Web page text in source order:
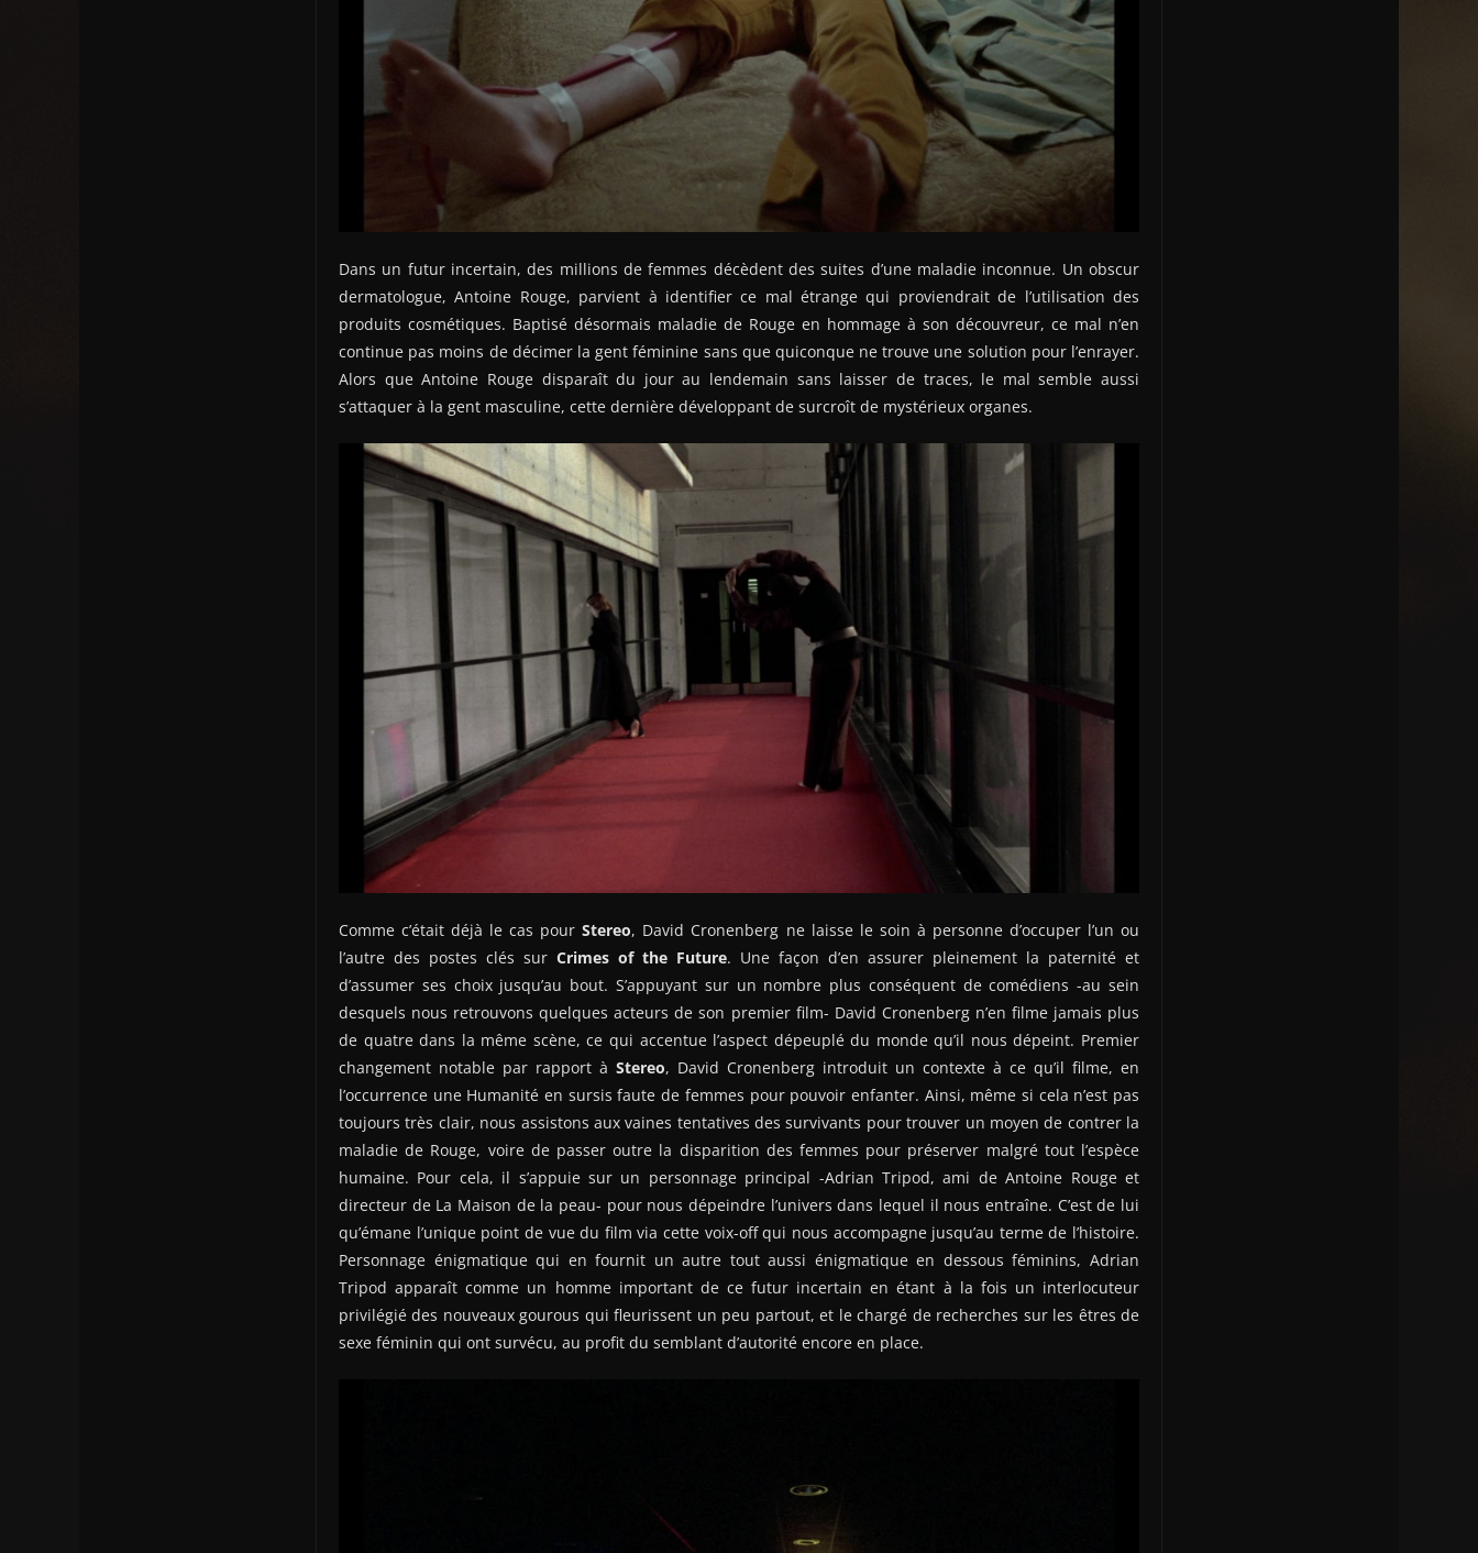
Dans un futur incertain, des millions de femmes décèdent des suites d’une maladie inconnue. Un obscur
dermatologue, Antoine Rouge, parvient à identifier ce mal étrange qui proviendrait de l’utilisation des
produits cosmétiques. Baptisé désormais maladie de Rouge en hommage à son découvreur, ce mal n’en
continue pas moins de décimer la gent féminine sans que quiconque ne trouve une solution pour l’enrayer.
Alors que Antoine Rouge disparaît du jour au lendemain sans laisser de traces, le mal semble aussi
s’attaquer à la gent masculine, cette dernière développant de surcroît de mystérieux organes.
Comme c’était déjà le cas pourStereo, David Cronenberg ne laisse le soin à personne d’occuper l’un ou
l’autre des postes clés sur Crimes of the Future. Une façon d’en assurer pleinement la paternité et
d’assumer ses choix jusqu’au bout. S’appuyant sur un nombre plus conséquent de comédiens -au sein
desquels nous retrouvons quelques acteurs de son premier film- David Cronenberg n’en filme jamais plus
de quatre dans la même scène, ce qui accentue l’aspect dépeuplé du monde qu’il nous dépeint. Premier
changement notable par rapport à Stereo, David Cronenberg introduit un contexte à ce qu’il filme, en
l’occurrence une Humanité en sursis faute de femmes pour pouvoir enfanter. Ainsi, même si cela n’est pas
toujours très clair, nous assistons aux vaines tentatives des survivants pour trouver un moyen de contrer la
maladie de Rouge, voire de passer outre la disparition des femmes pour préserver malgré tout l’espèce
humaine. Pour cela, il s’appuie sur un personnage principal -Adrian Tripod, ami de Antoine Rouge et
directeur de La Maison de la peau- pour nous dépeindre l’univers dans lequel il nous entraîne. C’est de lui
qu’émane l’unique point de vue du film via cette voix-off qui nous accompagne jusqu’au terme de l’histoire.
Personnage énigmatique qui en fournit un autre tout aussi énigmatique en dessous féminins, Adrian
Tripod apparaît comme un homme important de ce futur incertain en étant à la fois un interlocuteur
privilégié des nouveaux gourous qui fleurissent un peu partout, et le chargé de recherches sur les êtres de
sexe féminin qui ont survécu, au profit du semblant d’autorité encore en place.